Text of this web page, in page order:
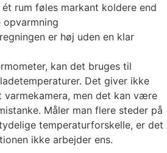
ét rum føles markant koldere end
opvarmning
er høj uden en klar
kan det bruges til
Det giver ikke
varmekamera, men det kan være
Måler man flere steder på
temperaturforskelle, er det
ikke arbejder ens.